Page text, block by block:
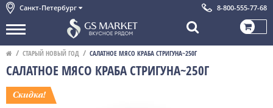
Санкт-Петербург 8-800-555-77-68
СТАРЫЙ НОВЫЙ ГОД САЛАТНОЕ МЯСО КРАБА СТРИГУНА~250Г
САЛАТНОЕ МЯСО КРАБА СТРИГУНА~250Г